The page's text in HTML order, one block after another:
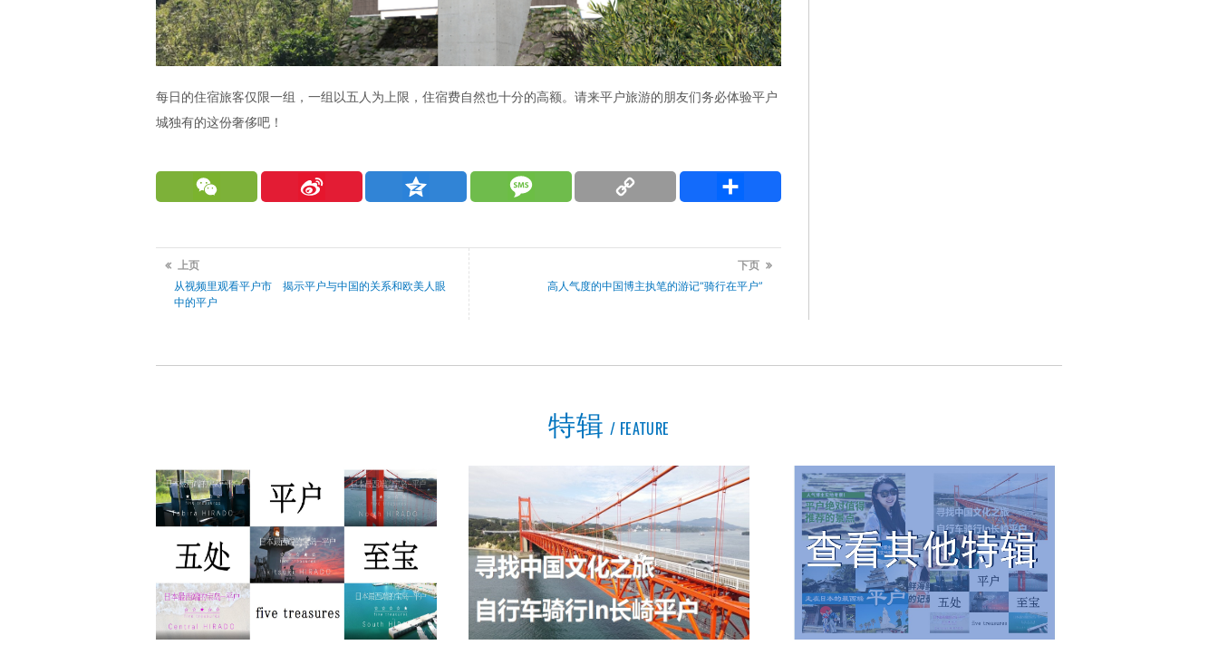
每日的住宿旅客仅限一组，一组以五人为上限，住宿费自然也十分的高额。请来平户旅游的朋友们务必体验平户
城独有的这份奢侈吧！
上页
从视频里观看平户市 揭示平户与中国的关系和欧美人眼
中的平户
下页
高人气度的中国博主执笔的游记“骑行在平户”
特辑 FEATURE